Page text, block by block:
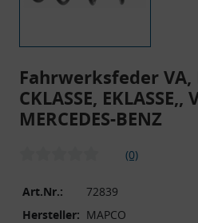
Fahrwerksfeder VA,
CKLASSE,
MERCEDES-BENZ
(0)
Art.Nr.:
72839
Hersteller: MAPCO